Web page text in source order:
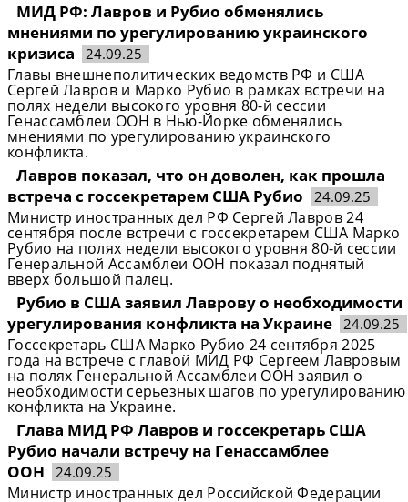
МИД РФ: Лавров и Рубио обменялись
мнениями по урегулированию украинского
кризиса
24.09.25
Главы внешнеполитических ведомств РФ и США
Сергей Лавров и Марко Рубио в рамках встречи на
полях недели высокого уровня 80-й сессии
Генассамблеи ООН в Нью-Йорке обменялись
мнениями по урегулированию украинского
конфликта.
Лавров показал, что он доволен, как прошла
встреча с госсекретарем США Рубио
24.09.25
Министр иностранных дел РФ Сергей Лавров 24
сентября после встречи с госсекретарем США Марко
Рубио на полях недели высокого уровня 80-й сессии
Генеральной Ассамблеи ООН показал поднятый
вверх большой палец.
Рубио в США заявил Лаврову о необходимости
урегулирования конфликта на Украине 24.09.25
Госсекретарь США Марко Рубио 24 сентября 2025
года на встрече с главой МИД РФ Сергеем Лавровым
на полях Генеральной Ассамблеи ООН заявил о
необходимости серьезных шагов по урегулированию
конфликта на Украине.
Глава МИД РФ Лавров и госсекретарь США
Рубио начали встречу на Генассамблее
ООН
24.09.25
Министр иностранных дел Российской Федерации